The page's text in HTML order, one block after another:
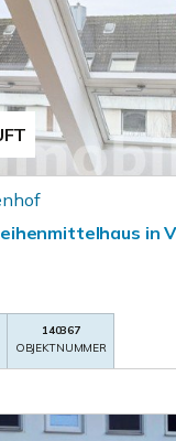
in
140367
OBJEKTNUMMER